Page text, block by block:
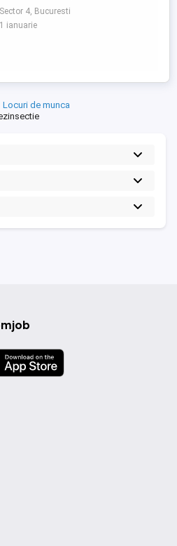
Compania noastra asigura
de curatenie in aproape toate
mari din Romania. Suntem in
Sector 4, Bucuresti
1 ianuarie
Locuri de munca